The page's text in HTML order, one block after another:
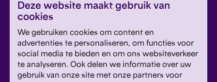
Deze website maakt gebruik van
cookies
We gebruiken cookies om content en
advertenties te personaliseren, om functies voor
social media te bieden en om ons websiteverkeer
te analyseren. Ook delen we informatie over uw
gebruik van onze site met onze partners voor
inschrijven
Google's Privacyverklaring en Servicevoorwaarden
van toepassing.
Geef om Philzuid en steun ons!
steun ons